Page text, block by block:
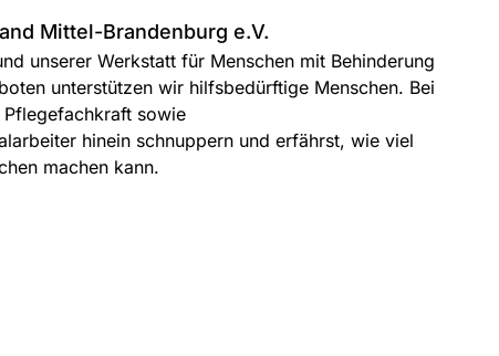
Mittel-Brandenburg e.V.
unserer Werkstatt für Menschen mit Behinderung
unterstützen wir hilfsbedürftige Menschen. Bei
sowie
hinein schnuppern und erfährst, wie viel
machen kann.